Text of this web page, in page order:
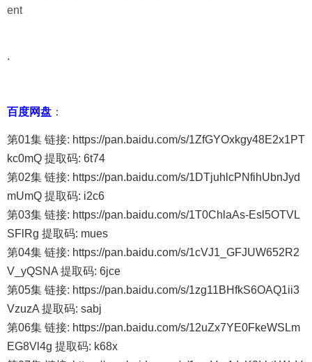
ent
.
百度网盘 ：
第01集 链接: https://pan.baidu.com/s/1ZfGYOxkgy48E2x1PT
kc0mQ 提取码: 6t74
第02集 链接: https://pan.baidu.com/s/1DTjuhlcPNfihUbnJyd
mUmQ 提取码: i2c6
第03集 链接: https://pan.baidu.com/s/1T0ChlaAs-Esl5OTVL
SFlRg 提取码: mues
第04集 链接: https://pan.baidu.com/s/1cVJ1_GFJUW652R2
V_yQSNA 提取码: 6jce
第05集 链接: https://pan.baidu.com/s/1zg11BHfkS6OAQ1ii3
VzuzA 提取码: sabj
第06集 链接: https://pan.baidu.com/s/12uZx7YE0FkeWSLm
EG8Vl4g 提取码: k68x